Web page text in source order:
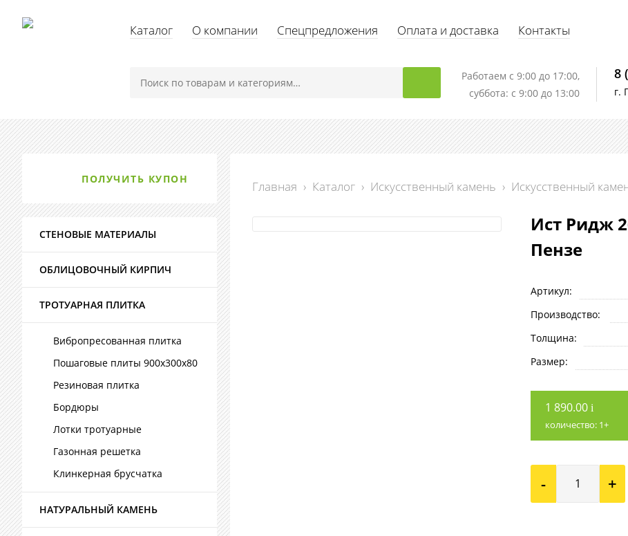
Каталог О компании Спецпредложения Оплата и доставка Контакты
Работаем c 9:00 до 17:00,
суббота: с 9:00 до 13:00
8
г.
Главная › Каталог › Искусственный камень › Искусственный
Ист Ридж
Пензе
Артикул:
Производство:
Толщина:
Размер:
1 890.00 i
количество: 1+
- +
ПОЛУЧИТЬ КУПОН
СТЕНОВЫЕ МАТЕРИАЛЫ
ОБЛИЦОВОЧНЫЙ КИРПИЧ
ТРОТУАРНАЯ ПЛИТКА
Вибропресованная плитка
Пошаговые плиты 900х300х80
Резиновая плитка
Бордюры
Лотки тротуарные
Газонная решетка
Клинкерная брусчатка
НАТУРАЛЬНЫЙ КАМЕНЬ